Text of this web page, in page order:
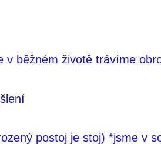
v běžném životě trávíme
postoj je stoj) *jsme v